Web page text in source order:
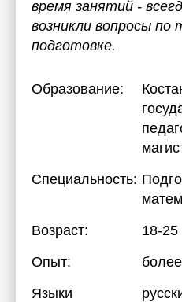
время занятий -
возникли вопросы по
подготовке.
Образование:
Специальность:
Возраст:
18-25
Опыт:
Языки